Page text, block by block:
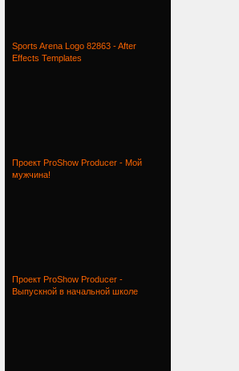
Sports Arena Logo 82863 - After
Effects Templates
Проект ProShow Producer - Мой
мужчина!
Проект ProShow Producer -
Выпускной в начальной школе